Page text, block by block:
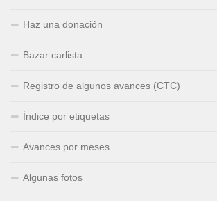
Haz una donación
Bazar carlista
Registro de algunos avances (CTC)
Índice por etiquetas
Avances por meses
Algunas fotos